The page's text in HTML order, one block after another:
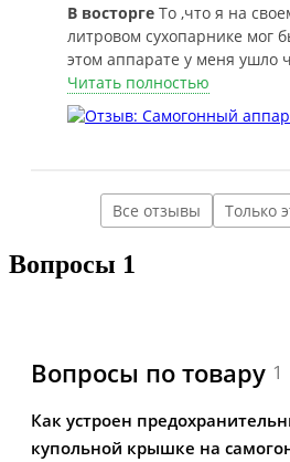
В восторге То ,что я на
литровом сухопарнике мог
этом аппарате у меня ушло
разгоном.
Читать полностью
Все отзывы Только
Вопросы 1
Вопросы по товару 1
Как устроен
купольной крышке на